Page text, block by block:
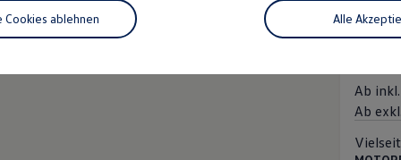
Ab
Ab
Alle
Cookies ablehnen